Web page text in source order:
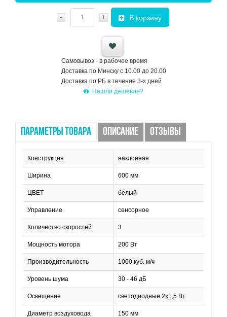
- + В корзину
Самовывоз - в рабочее время
Доставка по Минску с 10.00 до 20.00
Доставка по РБ в течение 3-х дней
Нашли дешевле?
ПАРАМЕТРЫ ТОВАРА ОПИСАНИЕ ОТЗЫВЫ
Конструкция наклонная
Ширина 600 мм
ЦВЕТ белый
Управление сенсорное
Количество скоростей 3
Мощность мотора 200 Вт
Производительность 1000 куб. м/ч
Уровень шума 30 - 46 дБ
Освещение светодиодные 2х1,5 Вт
Диаметр воздуховода 150 мм